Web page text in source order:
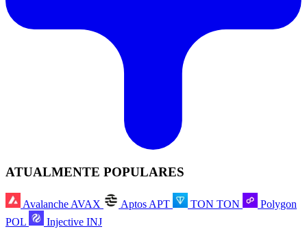
ATUALMENTE POPULARES
Avalanche AVAX Aptos APT TON TON
Polygon
POL
Injective INJ